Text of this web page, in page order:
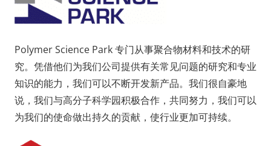
Polymer Science Park 专门从事聚合物材料和技术的研
究。凭借他们为我们公司提供有关常见问题的研究和专业
知识的能力，我们可以不断开发新产品。我们很自豪地
说，我们与高分子科学园积极合作，共同努力，我们可以
为我们的使命做出持久的贡献，使行业更加可持续。